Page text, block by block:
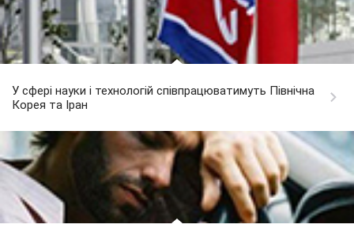
У сфері науки і технологій співпрацюватимуть Північна
Корея та Іран